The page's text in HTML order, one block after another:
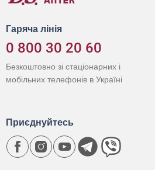
Гаряча лінія
0 800 30 20 60
Безкоштовно зі стаціонарних і
мобільних телефонів в Україні
Приєднуйтесь